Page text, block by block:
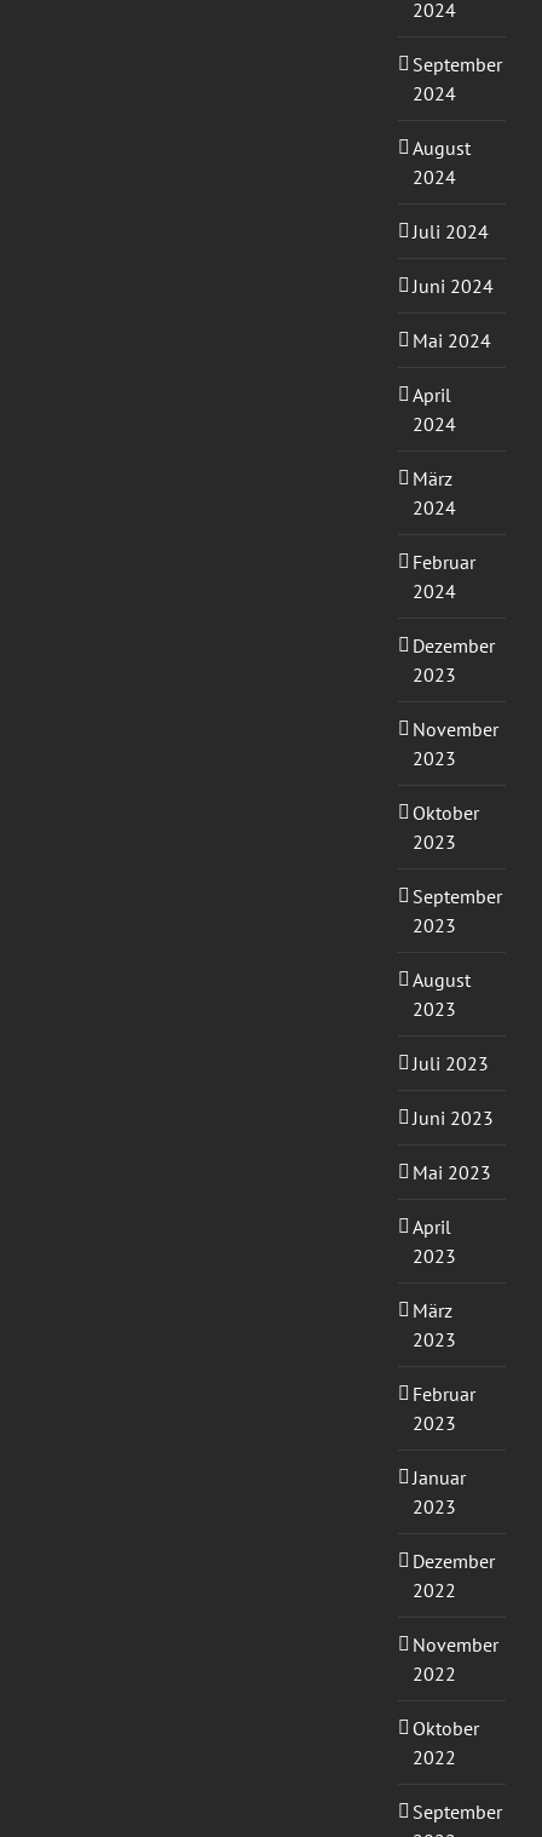
2024
September
2024
August
2024
Juli 2024
Juni 2024
Mai 2024
April
2024
März
2024
Februar
2024
Dezember
2023
November
2023
Oktober
2023
September
2023
August
2023
Juli 2023
Juni 2023
Mai 2023
April
2023
März
2023
Februar
2023
Januar
2023
Dezember
2022
November
2022
Oktober
2022
September